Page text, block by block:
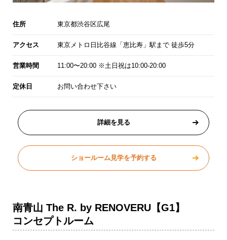
住所 東京都渋谷区広尾
アクセス 東京メトロ日比谷線「恵比寿」駅まで 徒歩5分
営業時間 11:00〜20:00 ※土日祝は10:00-20:00
定休日 お問い合わせ下さい
詳細を見る
ショールーム見学を予約する
南青山 The R. by RENOVERU【G1】
コンセプトルーム